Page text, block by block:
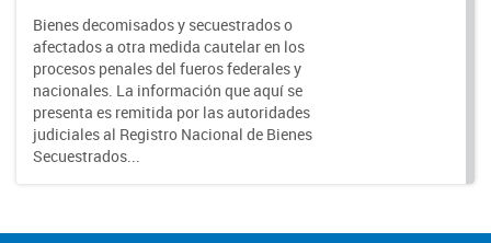
Bienes decomisados y secuestrados o
afectados a otra medida cautelar en los
procesos penales del fueros federales y
nacionales. La información que aquí se
presenta es remitida por las autoridades
judiciales al Registro Nacional de Bienes
Secuestrados...